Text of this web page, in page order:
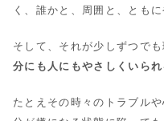
く、誰かと、周囲と、とも
そして、それが少しずつで
分にも人にもやさしくいられ
たとえその時々のトラブル